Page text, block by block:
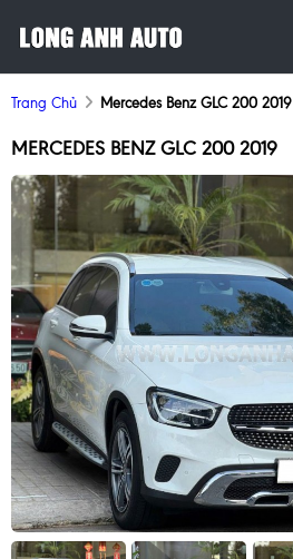
Trang Chủ Mercedes Benz GLC 200 2019
MERCEDES BENZ GLC 200 2019